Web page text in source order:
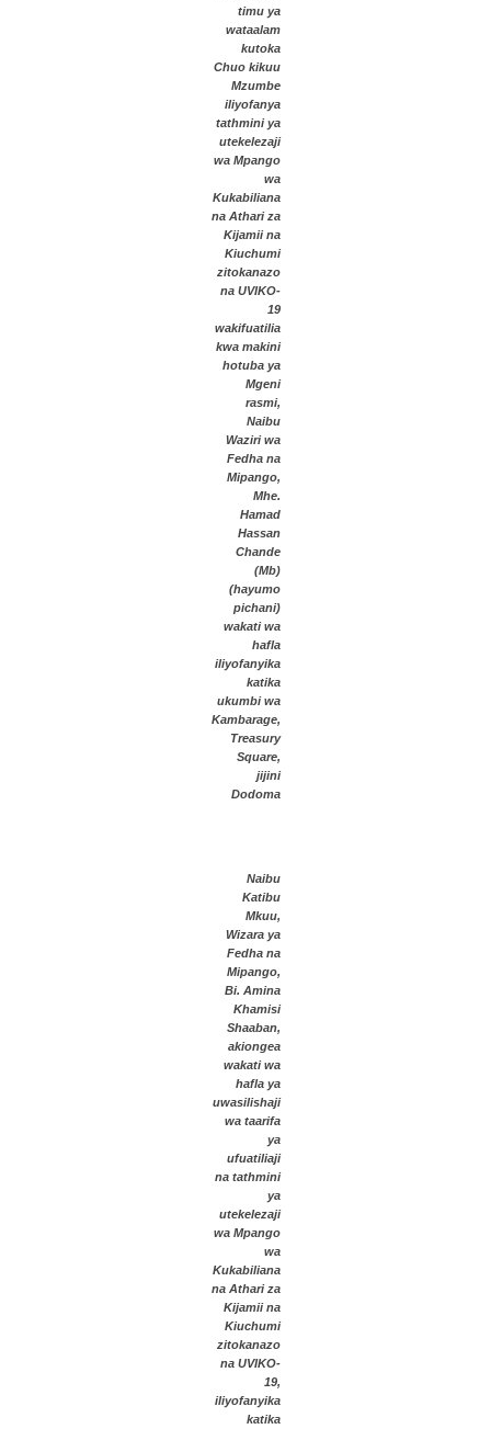
timu ya
wataalam
kutoka
Chuo kikuu
Mzumbe
iliyofanya
tathmini ya
utekelezaji
wa Mpango
wa
Kukabiliana
na Athari za
Kijamii na
Kiuchumi
zitokanazo
na UVIKO-
19
wakifuatilia
kwa makini
hotuba ya
Mgeni
rasmi,
Naibu
Waziri wa
Fedha na
Mipango,
Mhe.
Hamad
Hassan
Chande
(Mb)
(hayumo
pichani)
wakati wa
hafla
iliyofanyika
katika
ukumbi wa
Kambarage,
Treasury
Square,
jijini
Dodoma
Naibu
Katibu
Mkuu,
Wizara ya
Fedha na
Mipango,
Bi. Amina
Khamisi
Shaaban,
akiongea
wakati wa
hafla ya
uwasilishaji
wa taarifa
ya
ufuatiliaji
na tathmini
ya
utekelezaji
wa Mpango
wa
Kukabiliana
na Athari za
Kijamii na
Kiuchumi
zitokanazo
na UVIKO-
19,
iliyofanyika
katika